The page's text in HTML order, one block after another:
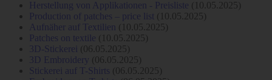
Herstellung von Applikationen - Preisliste (10.05.2025)
Production of patches – price list (10.05.2025)
Aufnäher auf Textilien
(10.05.2025)
Patches on textile (10.05.2025)
3D-Stickerei (06.05.2025)
3D Embroidery (06.05.2025)
Stickerei auf T-Shirts (06.05.2025)